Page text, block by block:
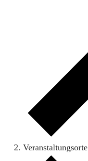
Veranstaltungsorte